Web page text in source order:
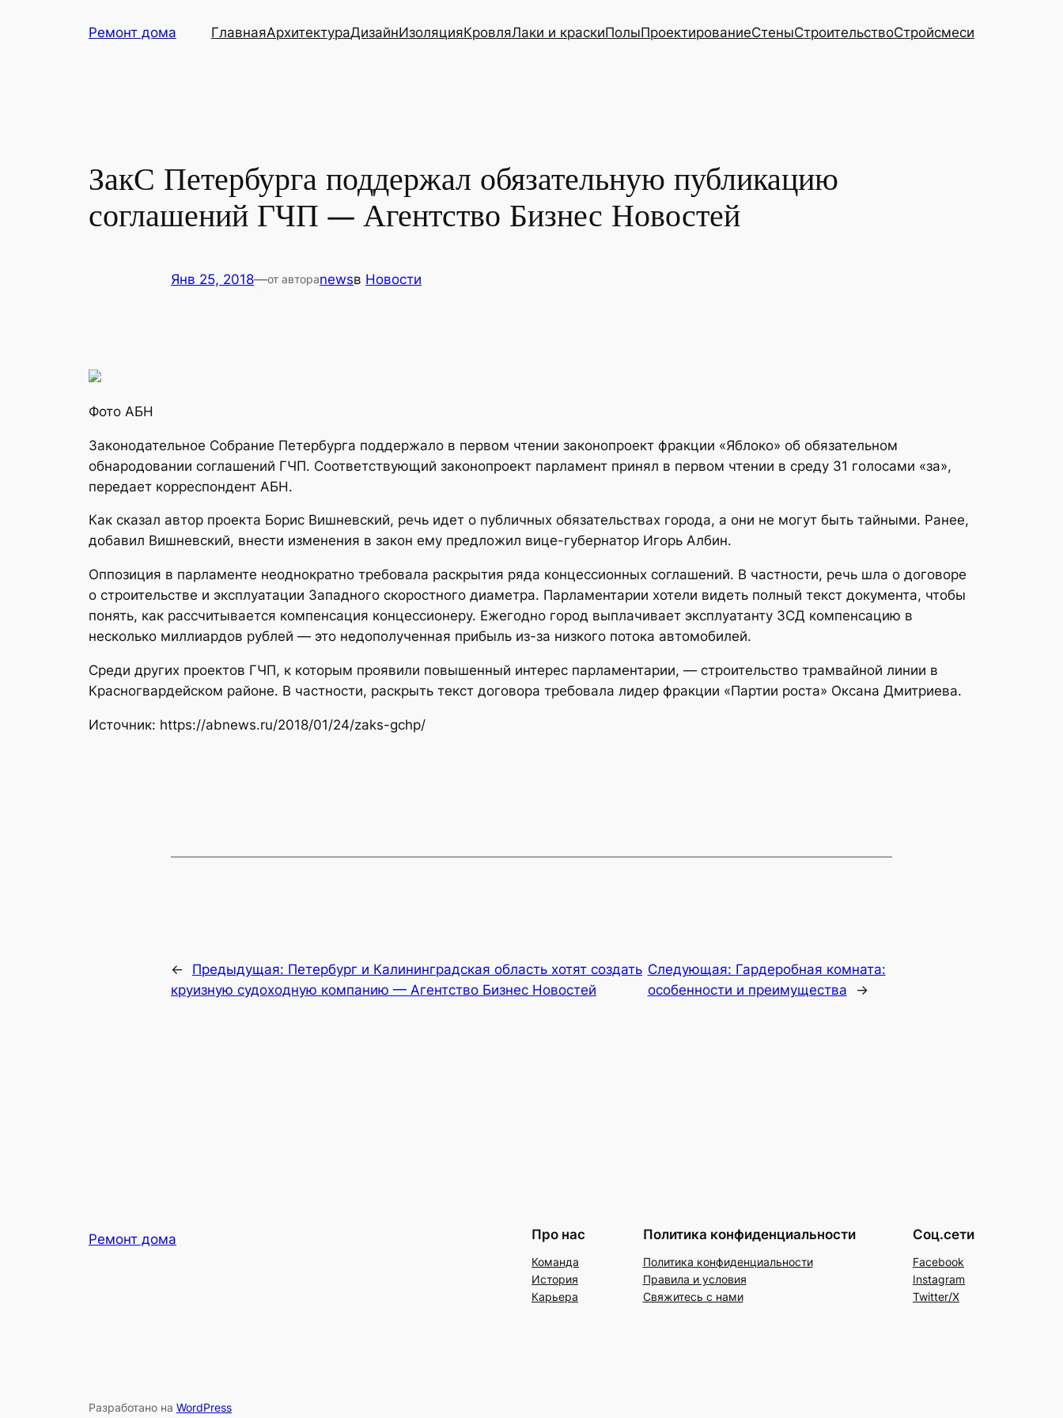
Ремонт дома ГлавнаяАрхитектураДизайнИзоляцияКровляЛаки и краскиПолыПроектированиеСтеныСтроительствоСтройсмеси
ЗакС Петербурга поддержал обязательную публикацию
соглашений ГЧП — Агентство Бизнес Новостей
Янв 25, 2018—от автораnewsв Новости
Фото АБН
Законодательное Собрание Петербурга поддержало в первом чтении законопроект фракции «Яблоко» об обязательном
обнародовании соглашений ГЧП. Соответствующий законопроект парламент принял в первом чтении в среду 31 голосами «за»,
передает корреспондент АБН.
Как сказал автор проекта Борис Вишневский, речь идет о публичных обязательствах города, а они не могут быть тайными. Ранее,
добавил Вишневский, внести изменения в закон ему предложил вице-губернатор Игорь Албин.
Оппозиция в парламенте неоднократно требовала раскрытия ряда концессионных соглашений. В частности, речь шла о договоре
о строительстве и эксплуатации Западного скоростного диаметра. Парламентарии хотели видеть полный текст документа, чтобы
понять, как рассчитывается компенсация концессионеру. Ежегодно город выплачивает эксплуатанту ЗСД компенсацию в
несколько миллиардов рублей — это недополученная прибыль из-за низкого потока автомобилей.
Среди других проектов ГЧП, к которым проявили повышенный интерес парламентарии, — строительство трамвайной линии в
Красногвардейском районе. В частности, раскрыть текст договора требовала лидер фракции «Партии роста» Оксана Дмитриева.
Источник: https://abnews.ru/2018/01/24/zaks-gchp/
← Предыдущая: Петербург и Калининградская область хотят создать
круизную судоходную компанию — Агентство Бизнес Новостей
Следующая: Гардеробная комната:
особенности и преимущества
→
Ремонт дома Про нас
Команда
История
Карьера
Политика конфиденциальности
Политика конфиденциальности
Правила и условия
Свяжитесь с нами
Соц.сети
Facebook
Instagram
Twitter/X
Разработано на WordPress